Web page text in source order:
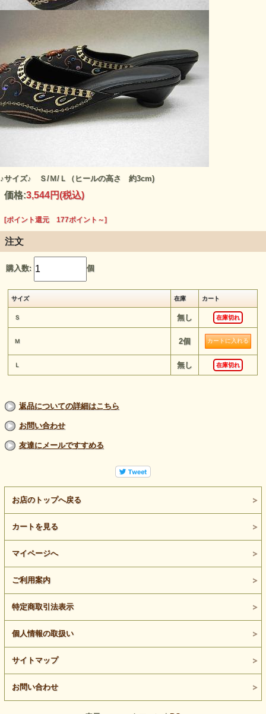
♪サイズ♪ Ｓ/Ｍ/Ｌ（ヒールの高さ 約3cm)
価格:3,544円(税込)
[ポイント還元 177ポイント～]
注文
購入数: 個
サイズ 在庫 カート
Ｓ 無し 在庫切れ
Ｍ 2個
Ｌ 無し 在庫切れ
返品についての詳細はこちら
お問い合わせ
友達にメールですすめる
お店のトップへ戻る
カートを見る
マイページへ
ご利用案内
特定商取引法表示
個人情報の取扱い
サイトマップ
お問い合わせ